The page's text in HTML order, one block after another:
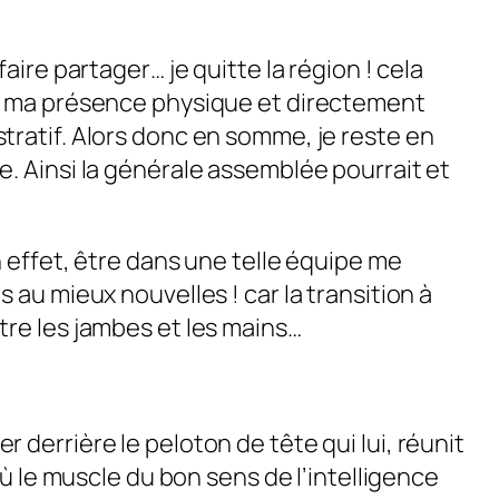
partager… je quitte la région ! cela
présence physique et directement
Alors donc en somme, je reste en
Ainsi la générale assemblée pourrait et
effet, être dans une telle équipe me
mieux nouvelles ! car la transition à
les jambes et les mains…
derrière le peloton de tête qui lui, réunit
le muscle du bon sens de l’intelligence